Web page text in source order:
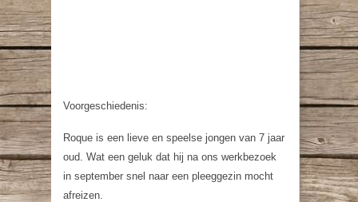
Voorgeschiedenis:
Roque is een lieve en speelse jongen van 7 jaar
oud. Wat een geluk dat hij na ons werkbezoek
in september snel naar een pleeggezin mocht
afreizen.